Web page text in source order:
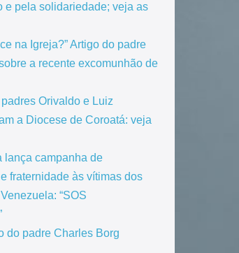
e pela solidariedade; veja as
na Igreja?” Artigo do padre
a recente excomunhão de
Orivaldo e Luiz
a Diocese de Coroatá: veja
lança campanha de
fraternidade às vítimas dos
“SOS
do padre Charles Borg